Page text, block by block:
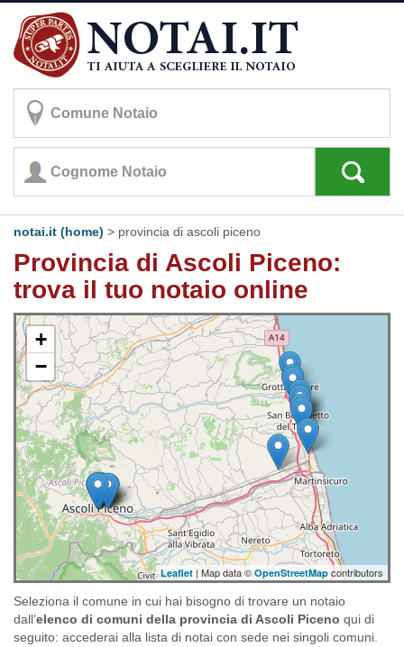
notai.it (home) > provincia di ascoli piceno
Provincia di Ascoli Piceno:
trova il tuo notaio online
+
−
Leaflet | Map data © OpenStreetMap contributors
Seleziona il comune in cui hai bisogno di trovare un notaio
dall’elenco di comuni della provincia di Ascoli Piceno qui di
seguito: accederai alla lista di notai con sede nei singoli comuni.